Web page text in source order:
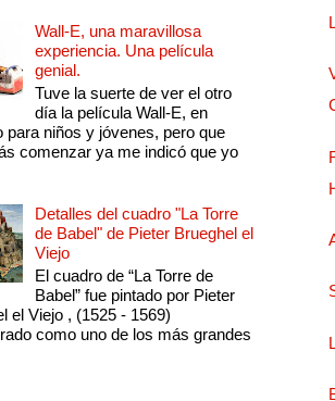
Wall-E, una maravillosa
experiencia. Una película
genial.
Tuve la suerte de ver el otro
día la película Wall-E, en
para niños y jóvenes, pero que
comenzar ya me indicó que yo
Detalles del cuadro "La Torre
de Babel" de Pieter Brueghel el
Viejo
El cuadro de “La Torre de
Babel” fue pintado por Pieter
el Viejo , (1525 - 1569)
como uno de los más grandes